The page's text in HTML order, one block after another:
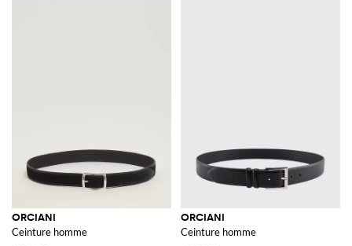
ORCIANI
Ceinture homme
ORCIANI
Ceinture homme